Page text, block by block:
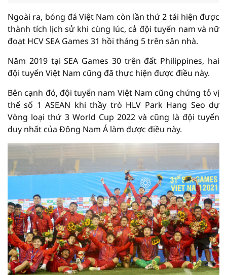
Ngoài ra, bóng đá Việt Nam còn lần thứ 2 tái hiện được
thành tích lịch sử khi cùng lúc, cả đội tuyển nam và nữ
đoạt HCV SEA Games 31 hồi tháng 5 trên sân nhà.
Năm 2019 tại SEA Games 30 trên đất Philippines, hai
đội tuyển Việt Nam cũng đã thực hiện được điều này.
Bên cạnh đó, đội tuyển nam Việt Nam cũng chứng tỏ vị
thế số 1 ASEAN khi thầy trò HLV Park Hang Seo dự
Vòng loại thứ 3 World Cup 2022 và cũng là đội tuyển
duy nhất của Đông Nam Á làm được điều này.